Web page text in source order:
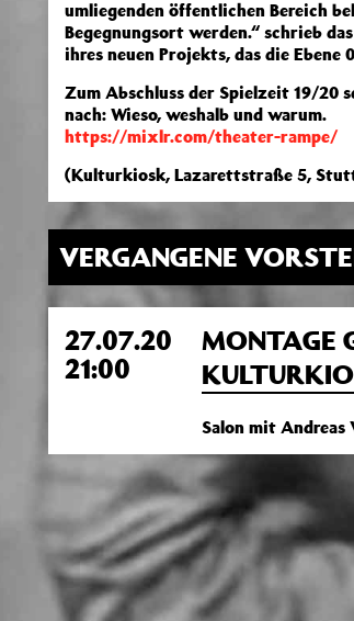
umliegenden öffentlichen Bereich
Begegnungsort werden.“ schrieb das
ihres neuen Projekts, das die Ebene
Zum Abschluss der Spielzeit 19/20
nach: Wieso, weshalb und warum.
https://mixlr.com/theater-rampe/
(Kulturkiosk, Lazarettstraße 5,
VERGANGENE
27.07.20
21:00
MONTAGE
Salon mit Andreas